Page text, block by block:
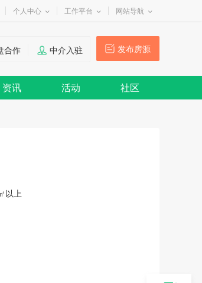
个人中心 工作平台 网站导航
发布房源
合作 中介入驻
资讯 活动 社区
以上